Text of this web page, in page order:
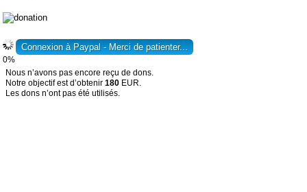
0%
Nous n’avons pas encore reçu de dons.
Notre objectif est d’obtenir 180 EUR.
Les dons n’ont pas été utilisés.